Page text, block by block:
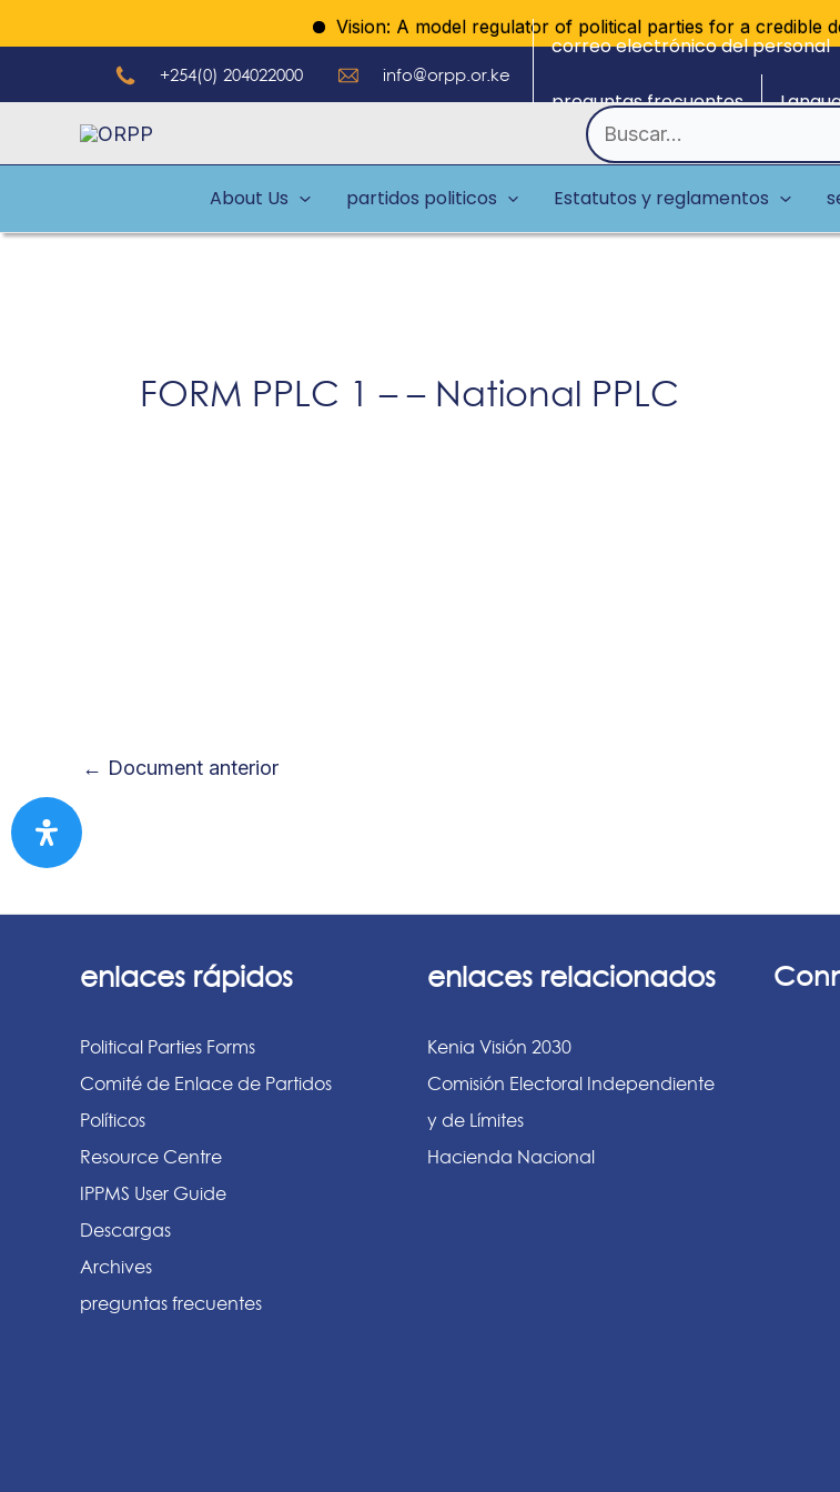
Vision: A model regulator of political parties for a credible
al
+254(0) 204022000 info@orpp.or.ke
correo electrónico del personal
preguntas frecuentes
Buscar
por:
About Us partidos politicos Estatutos y reglamentos
FORM PPLC 1 – – National PPLC
← Document anterior
enlaces rápidos
Political Parties Forms
Comité de Enlace de Partidos
Políticos
Resource Centre
IPPMS User Guide
Descargas
Archives
preguntas frecuentes
enlaces relacionados
Kenia Visión 2030
Comisión Electoral Independiente
y de Límites
Hacienda Nacional